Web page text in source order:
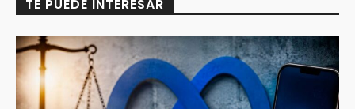
TE PUEDE INTERESAR